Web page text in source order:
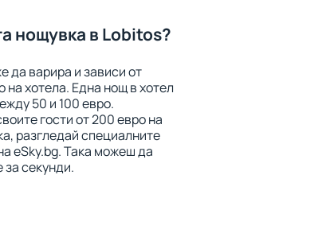
нощувка в Lobitos?
да варира и зависи от
на хотела. Една нощ в хотел
50 и 100 евро.
гости от 200 евро на
разгледай специалните
eSky.bg. Така можеш да
секунди.